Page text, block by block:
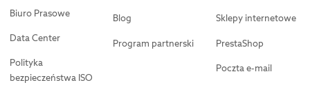
Biuro Prasowe
Data Center
Polityka
bezpieczeństwa ISO
Blog
Program partnerski
Sklepy internetowe
PrestaShop
Poczta e-mail